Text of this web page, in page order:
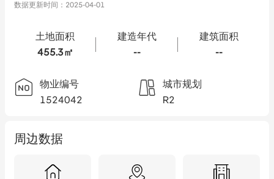
数据更新时间： 2025-04-01
土地面积
455.3㎡
建造年代
--
建筑面积
--
物业编号
1524042
城市规划
R2
周边数据